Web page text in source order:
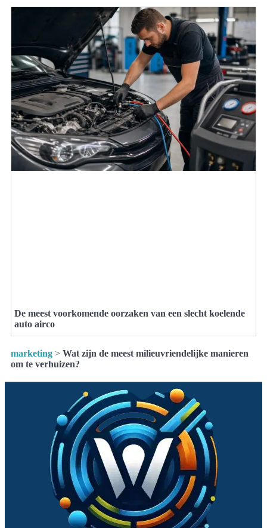
De meest voorkomende oorzaken van een slecht koelende
auto airco
marketing > Wat zijn de meest milieuvriendelijke manieren
om te verhuizen?